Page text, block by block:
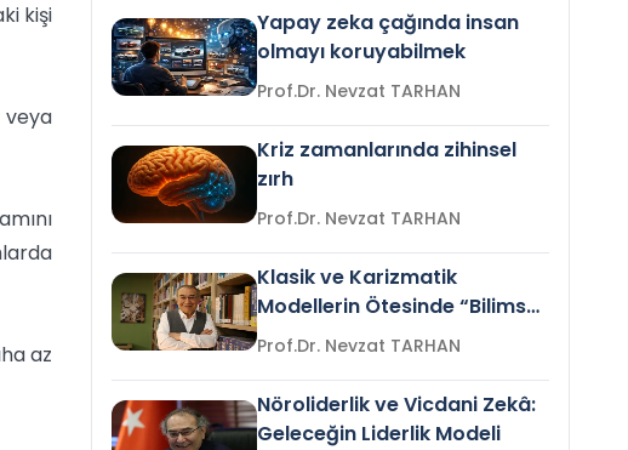
kişi
veya
az
Yapay zeka çağında insan
olmayı koruyabilmek
Prof.Dr. Nevzat TARHAN
Kriz zamanlarında zihinsel
zırh
Prof.Dr. Nevzat TARHAN
Klasik ve Karizmatik
Modellerin Ötesinde “Bilimsel
Liderlik”
Prof.Dr. Nevzat TARHAN
Nöroliderlik ve Vicdani Zekâ:
Geleceğin Liderlik Modeli